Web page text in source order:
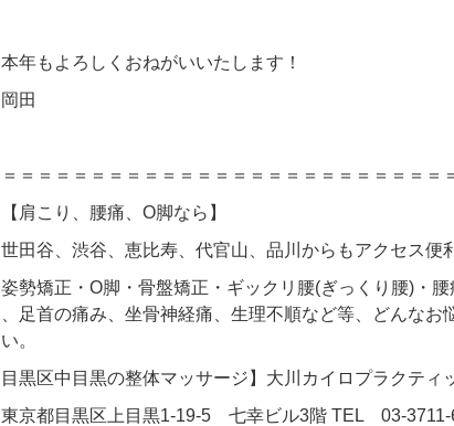
本年もよろしくおねがいいたします！
岡田
＝＝＝＝＝＝＝＝＝＝＝＝＝＝＝＝＝＝＝＝＝＝＝＝＝
【肩こり、腰痛、O脚なら】
世田谷、渋谷、恵比寿、代官山、品川からもアクセス便
姿勢矯正・O脚・骨盤矯正・ギックリ腰(ぎっくり腰)・
、足首の痛み、坐骨神経痛、生理不順など等、どんな
い。
目黒区中目黒の整体マッサージ】大川カイロプラクティ
東京都目黒区上目黒1-19-5 七幸ビル3階 TEL 03-3711-